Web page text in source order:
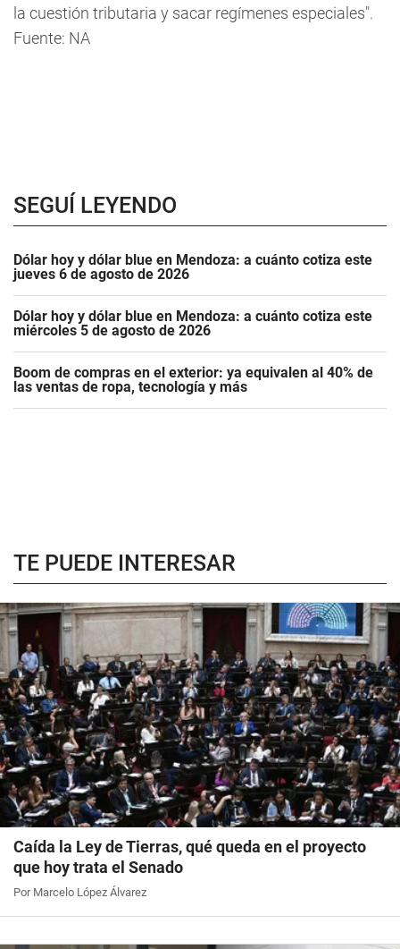
la cuestión tributaria y sacar regímenes especiales".
Fuente: NA
SEGUÍ LEYENDO
Dólar hoy y dólar blue en Mendoza: a cuánto cotiza este
jueves 6 de agosto de 2026
Dólar hoy y dólar blue en Mendoza: a cuánto cotiza este
miércoles 5 de agosto de 2026
Boom de compras en el exterior: ya equivalen al 40% de
las ventas de ropa, tecnología y más
TE PUEDE INTERESAR
Caída la Ley de Tierras, qué queda en el proyecto
que hoy trata el Senado
Por Marcelo López Álvarez